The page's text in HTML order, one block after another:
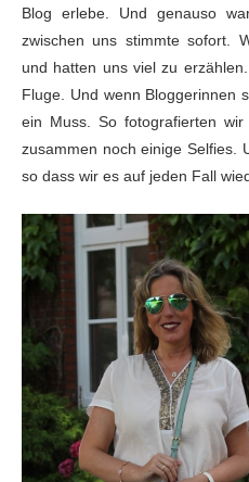
Blog erlebe. Und genauso
zwischen uns stimmte sofort.
und hatten uns viel zu
Fluge. Und wenn Bloggerinnen
ein Muss. So fotografierten
zusammen noch einige Selfies.
so dass wir es auf jeden Fall